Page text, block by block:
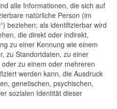
alle Informationen, die sich auf
natürliche Person (im
beziehen; als identifizierbar wird
die direkt oder indirekt,
zu einer Kennung wie einem
zu Standortdaten, zu einer
zu einem oder mehreren
werden kann, die Ausdruck
genetischen, psychischen,
sozialen Identität dieser